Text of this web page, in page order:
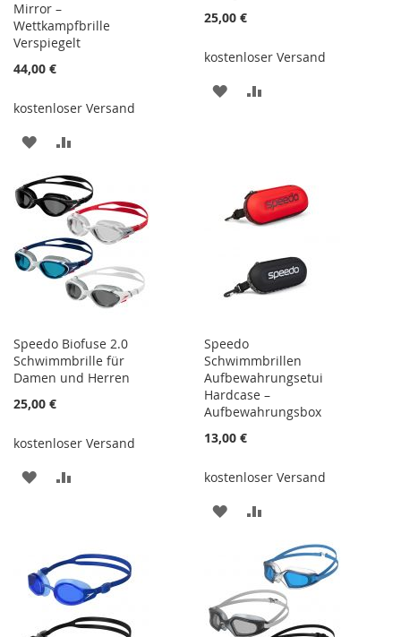
Mirror –
Wettkampfbrille
Verspiegelt
44,00 €
kostenloser Versand
ZUR
WUNSCHLISTE
HINZUFÜGEN
VERGLEICHSLISTE
HINZUFÜGEN
25,00 €
kostenloser Versand
ZUR
Speedo Biofuse 2.0
Schwimmbrille für
Damen und Herren
25,00 €
kostenloser Versand
ZUR
Speedo
Schwimmbrillen
Aufbewahrungsetui
Hardcase –
Aufbewahrungsbox
13,00 €
kostenloser Versand
ZUR
WUNSCHLISTE
HINZUFÜGEN
VERGLEICHSLISTE
HINZUFÜGEN